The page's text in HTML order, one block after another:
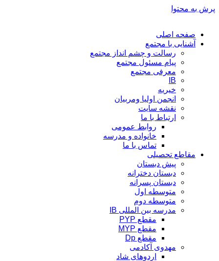
پرش به محتوا
صفحه اصلی
آشنایی با مجتمع
رسالت و چشم انداز مجتمع
پیام مسئول مجتمع
معرفی مجتمع
IB
خیریه
انجمن اولیا ومربیان
نقشه سایت
ارتباط با ما
روابط عمومی
خانواده و مدرسه
تماس با ما
مقاطع تحصیلی
پیش دبستان
دبستان دخترانه
دبستان پسرانه
متوسطه اول
متوسطه دوم
مدرسه بین المللی IB
مقطع PYP
مقطع MYP
مقطع Dp
مهدوی آکادمی
اردوهای شاد